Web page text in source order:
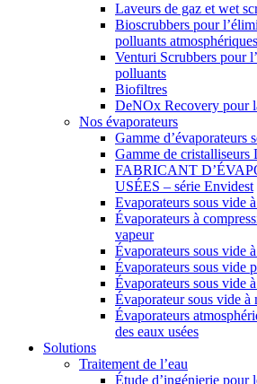
Laveurs de gaz et wet
Bioscrubbers pour
polluants atmosphériques
Venturi Scrubbers pour
polluants
Biofiltres
DeNOx Recovery pour
Nos évaporateurs
Gamme
Gamme de
FABRICANT
USÉES – série Envidest
Evaporateurs sous vide
Évaporateurs à
vapeur
Évaporateurs sous vide
Évaporateurs sous vide
Évaporateurs sous vide
Évaporateur sous vide à
Évaporateurs
des eaux usées
Solutions
Traitement de l’eau
Étude d’ingénierie pour